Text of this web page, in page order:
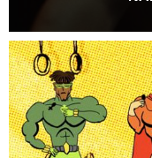
Národní soutěž již
tuzemské tvorby.
Více informací